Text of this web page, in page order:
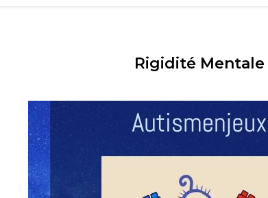
Rigidité Mentale